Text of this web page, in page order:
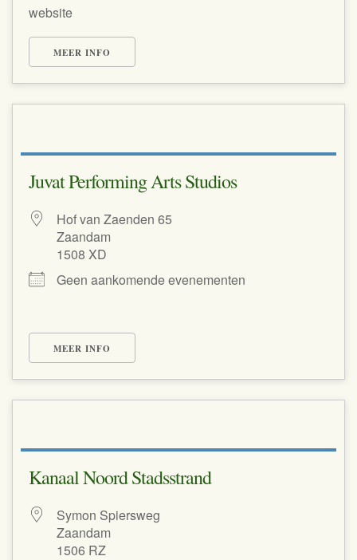
website
MEER INFO
Juvat Performing Arts Studios
Hof van Zaenden 65
Zaandam
1508 XD
Geen aankomende evenementen
MEER INFO
Kanaal Noord Stadsstrand
Symon Spiersweg
Zaandam
1506 RZ